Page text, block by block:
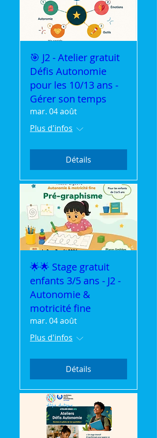
🎯 J2 - Atelier gratuit
Défis Autonomie
pour les 10/13 ans -
Gérer son temps
mar. 04 août
Plus d'infos
Détails
🌟🌟 Stage gratuit
enfants 3/5 ans - J2 -
Autonomie &
motricité fine
mar. 04 août
Plus d'infos
Détails